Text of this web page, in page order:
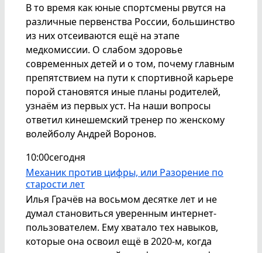
В то время как юные спортсмены рвутся на
различные первенства России, большинство
из них отсеиваются ещё на этапе
медкомиссии. О слабом здоровье
современных детей и о том, почему главным
препятствием на пути к спортивной карьере
порой становятся иные планы родителей,
узнаём из первых уст. На наши вопросы
ответил кинешемский тренер по женскому
волейболу Андрей Воронов.
10:00сегодня
Механик против цифры, или Разорение по
старости лет
Илья Грачёв на восьмом десятке лет и не
думал становиться уверенным интернет-
пользователем. Ему хватало тех навыков,
которые она освоил ещё в 2020-м, когда